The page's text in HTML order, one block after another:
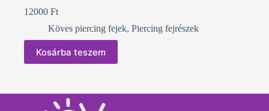
12000 Ft
Köves piercing fejek, Piercing fejrészek
Kosárba teszem